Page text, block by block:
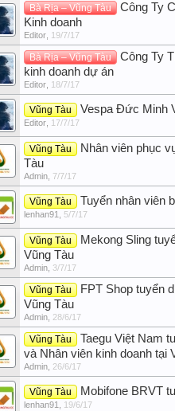
Bà Rịa – Vũng Tàu
Công Ty
Kinh doanh
Editor, 19/7/17
Bà Rịa – Vũng Tàu
Công Ty
kinh doanh dự án
Editor, 18/7/17
Vũng Tàu Vespa Đức Minh
Editor, 17/7/17
Vũng Tàu
Nhân viên phục
Tàu
Admin, 7/7/17
Vũng Tàu Tuyển nhân viên
lenhan91, 5/7/17
Vũng Tàu
Mekong Sling
Vũng Tàu
Admin, 3/7/17
Vũng Tàu
FPT Shop tuyển
Vũng Tàu
Admin, 28/6/17
Vũng Tàu
Taegu Việt Nam
và Nhân viên kinh doanh tại
Admin, 26/6/17
Vũng Tàu Mobifone BRVT
lenhan91, 19/6/17